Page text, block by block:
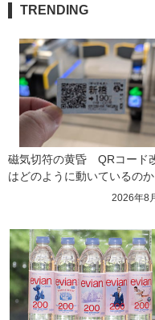
TRENDING
磁気切符の黄昏　QRコード
はどのように動いているのか
2026年8